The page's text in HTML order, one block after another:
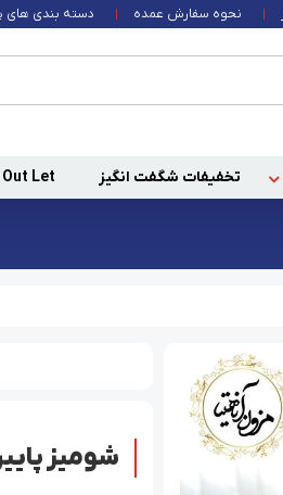
نحوه سفارش عمده دسته بندی های
تخفیفات شگفت انگیز Out Let
شومیز